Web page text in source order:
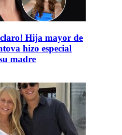
Hija mayor de
hizo especial
madre